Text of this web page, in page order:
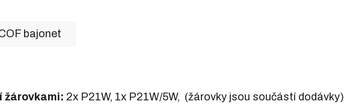
bajonet
žárovkami: 2x P21W, 1x P21W/5W, (žárovky jsou součástí dodávky)